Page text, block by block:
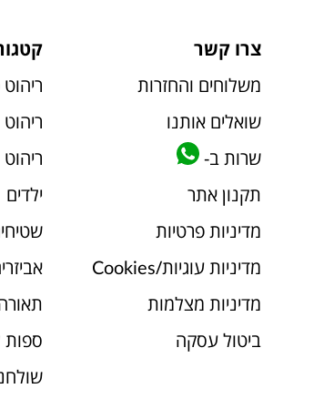
צרו קשר
משלוחים והחזרות
שואלים אותנו
שרות ב-
תקנון אתר
מדיניות פרטיות
מדיניות עוגיות/Cookies
מדיניות מצלמות
ביטול עסקה
ריהוט
ילדים
ספות